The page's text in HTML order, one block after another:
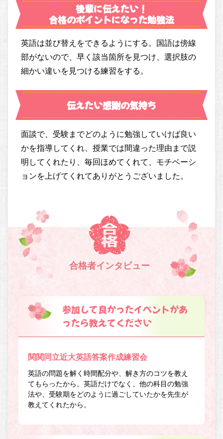
後輩に伝えたい！
合格のポイントになった勉強法
英語は並び替えをできるようにする。国語は傍線
部がないので、早く該当箇所を見つけ、選択肢の
細かい違いを見つける練習をする。
伝えたい感謝の気持ち
面談で、受験までどのように勉強していけば良い
かを指導してくれ、授業では間違った理由まで説
明してくれたり、毎回ほめてくれて、モチベーシ
ョンを上げてくれてありがとうございました。
合格者インタビュー
参加して良かったイベントがあ
ったら教えてください
関関同立近大英語答案作成練習会
英語の問題を解く時間配分や、解き方のコツを教え
てもらったから。英語だけでなく、他の科目の勉強
法や、受験期をどのように過ごしていたかを先生が
教えてくれたから。